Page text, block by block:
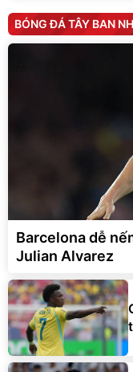
BÓNG ĐÁ TÂY BAN
Barcelona dễ
Julian Alvarez